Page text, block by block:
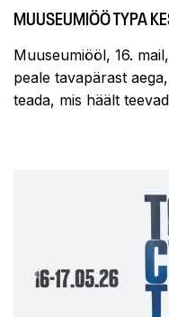
MUUSEUMIÖÖ TYPA
Muuseumiööl, 16.
peale tavapärast
teada, mis häält